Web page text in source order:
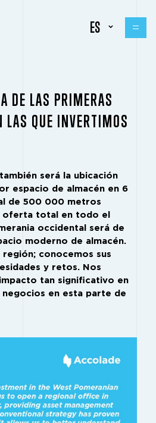
ES
DE LAS PRIMERAS
LAS QUE INVERTIMOS
será la ubicación
espacio de almacén en 6
de 500 000 metros
oferta total en todo el
occidental será de
moderno de almacén.
conocemos sus
y retos. Nos
tan significativo en
en esta parte de